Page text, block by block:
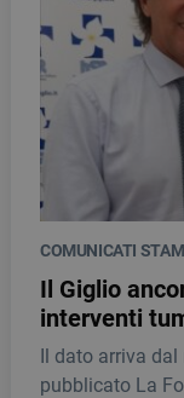
COMUNICATI
Il Giglio
interventi
Il dato arriva
pubblicato La